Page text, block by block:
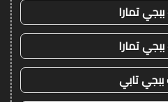
تمارا
تمارا
تابي